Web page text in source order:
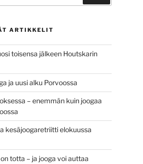
ARTIKKELIT
toisensa jälkeen Houtskarin
ja uusi alku Porvoossa
– enemmän kuin joogaa
kesäjoogaretriitti elokuussa
totta – ja jooga voi auttaa